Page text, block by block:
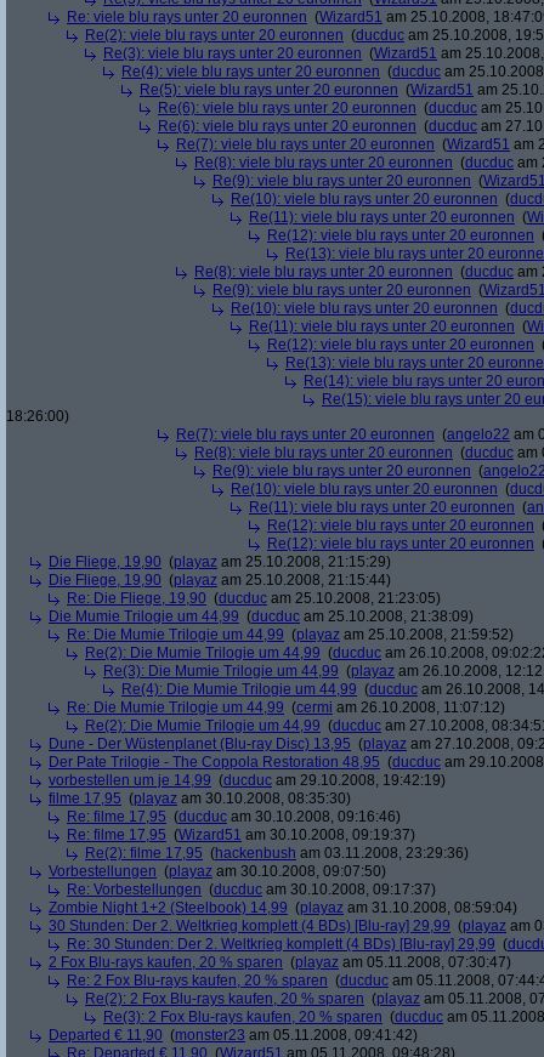
Re: viele blu rays unter 20 euronnen (Wizard51 am 25.10.2008,
Re(2): viele blu rays unter 20 euronnen (ducduc am 25.10.2008,
Re(3): viele blu rays unter 20 euronnen (Wizard51 am
Re(4): viele blu rays unter 20 euronnen (ducduc am
Re(5): viele blu rays unter 20 euronnen (Wizard51 am
Re(6): viele blu rays unter 20 euronnen (ducduc am
Re(6): viele blu rays unter 20 euronnen (ducduc am
Re(7): viele blu rays unter 20 euronnen (Wizard51 am
Re(8): viele blu rays unter 20 euronnen (ducduc am
Re(9): viele blu rays unter 20 euronnen (
Re(10): viele blu rays unter 20 euronnen (
Re(11): viele blu rays unter 20 euronnen (
Re(12): viele blu rays unter 20 euronnen
Re(13): viele blu rays unter 20
Re(8): viele blu rays unter 20 euronnen (ducduc am
Re(9): viele blu rays unter 20 euronnen (
Re(10): viele blu rays unter 20 euronnen (
Re(11): viele blu rays unter 20 euronnen (
Re(12): viele blu rays unter 20 euronnen
Re(13): viele blu rays unter 20
Re(14): viele blu rays unter 20
Re(15): viele blu rays unter 20
18:26:00)
Re(7): viele blu rays unter 20 euronnen (angelo22 am
Re(8): viele blu rays unter 20 euronnen (ducduc am
Re(9): viele blu rays unter 20 euronnen (
Re(10): viele blu rays unter 20 euronnen (
Re(11): viele blu rays unter 20 euronnen (
Re(12): viele blu rays unter 20 euronnen
Re(12): viele blu rays unter 20 euronnen
Die Fliege, 19,90 (playaz am 25.10.2008, 21:15:29)
Die Fliege, 19,90 (playaz am 25.10.2008, 21:15:44)
Re: Die Fliege, 19,90 (ducduc am 25.10.2008, 21:23:05)
Die Mumie Trilogie um 44,99 (ducduc am 25.10.2008, 21:38:09)
Re: Die Mumie Trilogie um 44,99 (playaz am 25.10.2008, 21:59:52)
Re(2): Die Mumie Trilogie um 44,99 (ducduc am 26.10.2008,
Re(3): Die Mumie Trilogie um 44,99 (playaz am 26.10.2008,
Re(4): Die Mumie Trilogie um 44,99 (ducduc am 26.10.2008,
Re: Die Mumie Trilogie um 44,99 (cermi am 26.10.2008, 11:07:12)
Re(2): Die Mumie Trilogie um 44,99 (ducduc am 27.10.2008,
Dune - Der Wüstenplanet (Blu-ray Disc) 13,95 (playaz am 27.10.2008,
Der Pate Trilogie - The Coppola Restoration 48,95 (ducduc am
vorbestellen um je 14,99 (ducduc am 29.10.2008, 19:42:19)
filme 17,95 (playaz am 30.10.2008, 08:35:30)
Re: filme 17,95 (ducduc am 30.10.2008, 09:16:46)
Re: filme 17,95 (Wizard51 am 30.10.2008, 09:19:37)
Re(2): filme 17,95 (hackenbush am 03.11.2008, 23:29:36)
Vorbestellungen (playaz am 30.10.2008, 09:07:50)
Re: Vorbestellungen (ducduc am 30.10.2008, 09:17:37)
Zombie Night 1+2 (Steelbook) 14,99 (playaz am 31.10.2008, 08:59:04)
30 Stunden: Der 2. Weltkrieg komplett (4 BDs) [Blu-ray] 29,99 (playaz am
Re: 30 Stunden: Der 2. Weltkrieg komplett (4 BDs) [Blu-ray] 29,99 (
2 Fox Blu-rays kaufen, 20 % sparen (playaz am 05.11.2008, 07:30:47)
Re: 2 Fox Blu-rays kaufen, 20 % sparen (ducduc am 05.11.2008,
Re(2): 2 Fox Blu-rays kaufen, 20 % sparen (playaz am 05.11.2008,
Re(3): 2 Fox Blu-rays kaufen, 20 % sparen (ducduc am
Departed € 11,90 (monster23 am 05.11.2008, 09:41:42)
Re: Departed € 11,90 (Wizard51 am 05.11.2008, 09:48:28)